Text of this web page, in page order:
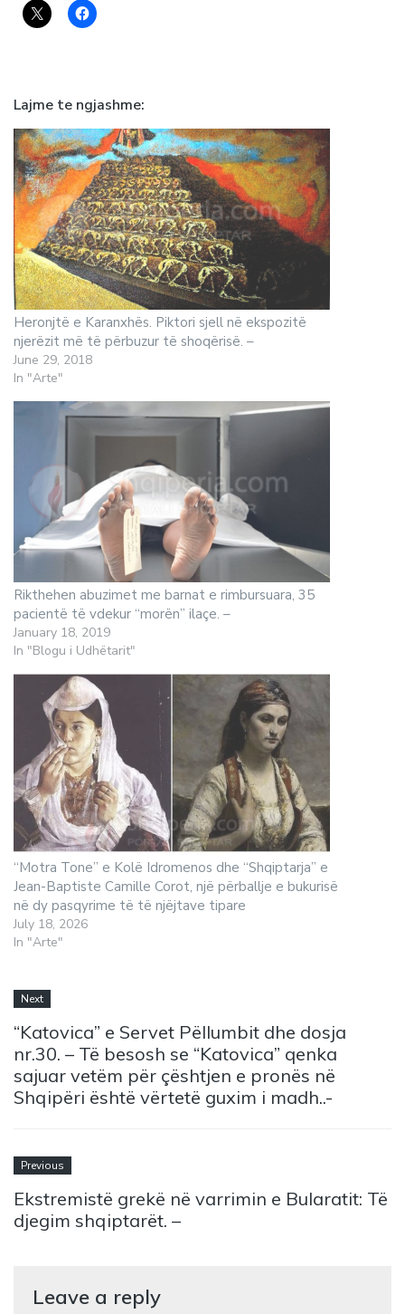
Lajme te ngjashme
Heronjtë e Karanxhës. Piktori sjell në ekspozitë
njerëzit më të përbuzur të shoqërisë. –
June 29, 2018
In "Arte"
Rikthehen abuzimet me barnat e rimbursuara, 35
pacientë të vdekur “morën” ilaçe. –
January 18, 2019
In "Blogu i Udhëtarit"
“Motra Tone” e Kolë Idromenos dhe “Shqiptarja” e
Jean-Baptiste Camille Corot, një përballje e bukurisë
në dy pasqyrime të të njëjtave tipare
July 18, 2026
In "Arte"
Next
“Katovica” e Servet Pëllumbit dhe dosja
nr.30. – Të besosh se “Katovica” qenka
sajuar vetëm për çështjen e pronës në
Shqipëri është vërtetë guxim i madh..-
Previous
Ekstremistë grekë në varrimin e Bularatit: Të
djegim shqiptarët. –
Leave a reply